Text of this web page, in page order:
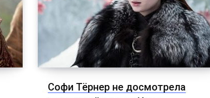
Софи Тёрнер не досмотрела